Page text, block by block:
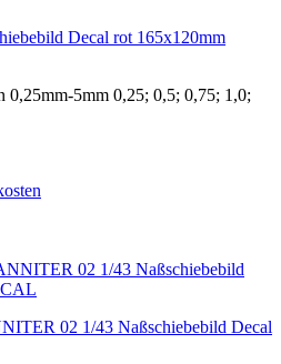
Decal rot 165x120mm
0,25mm-5mm 0,25; 0,5; 0,75; 1,0;
02 1/43 Naßschiebebild Decal